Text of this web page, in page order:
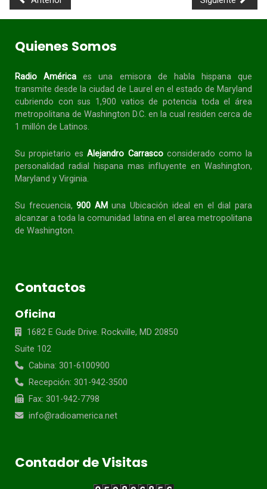
Quienes Somos
Radio América es una emisora de habla hispanaque
transmite desde la ciudad de Laurel en el estado de Maryland
cubriendo con sus 1,900 vatios de potencia toda el área
metropolitana de Washington D.C. en la cual residen cerca de
1 millón de Latinos.
Su propietario esAlejandro Carrascoconsiderado como la
personalidad radial
hispana mas influyente en Washington,
Maryland y Virginia.
Su frecuencia, 900 AM una Ubicación ideal en el dial para
alcanzar a toda lacomunidad latina en el area metropolitana
de Washington.
Contactos
Oficina
1682 E Gude Drive. Rockville, MD 20850
Suite 102
Cabina: 301-6100900
Recepción: 301-942-3500
Fax: 301-942-7798
info@radioamerica.net
Contador de Visitas